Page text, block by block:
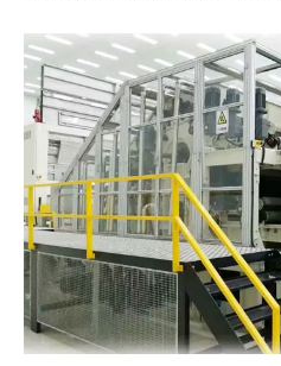
spunlace? Aquí está el
máquina spunlace? ¿Por qué
spunlace? ¿Cuáles son los